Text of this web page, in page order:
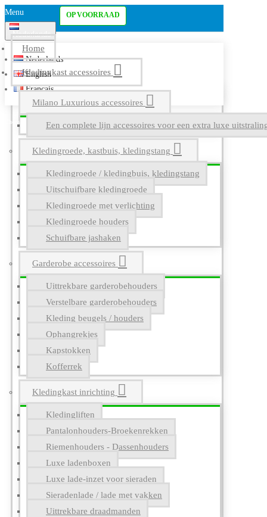
Menu
Nederlands
Nederlands
English
Français
Home
Kledingkast accessoires
Milano Luxurious accessoires
Een complete lijn accessoires voor een extra luxe
Kledingroede, kastbuis, kledingstang
Kledingroede / kledingbuis, kledingstang
Uitschuifbare kledingroede
Kledingroede met verlichting
Kledingroede houders
Schuifbare jashaken
Garderobe accessoires
Uittrekbare garderobehouders
Verstelbare garderobehouders
Kleding beugels / houders
Ophangrekjes
Kapstokken
Kofferrek
Kledingkast inrichting
Kledingliften
Pantalonhouders-Broekenrekken
Riemenhouders - Dassenhouders
Luxe ladenboxen
Luxe lade-inzet voor sieraden
Sieradenlade / lade met vakken
Uittrekbare draadmanden
OP VOORRAAD